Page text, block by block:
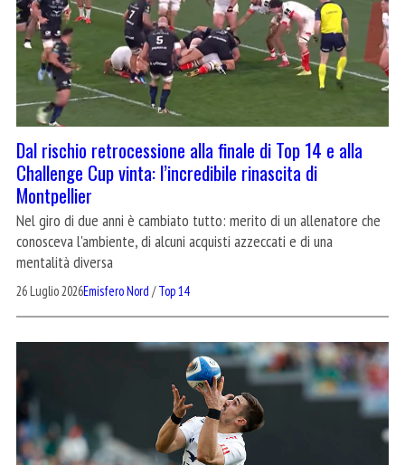
Dal rischio retrocessione alla finale di Top 14 e alla
Challenge Cup vinta: l’incredibile rinascita di
Montpellier
Nel giro di due anni è cambiato tutto: merito di un allenatore che
conosceva l'ambiente, di alcuni acquisti azzeccati e di una
mentalità diversa
26 Luglio 2026Emisfero Nord /Top 14